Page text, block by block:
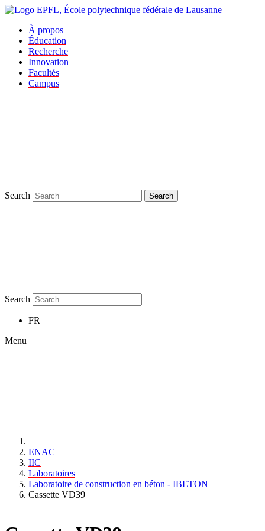
À propos
Éducation
Recherche
Innovation
Facultés
Campus
Search Search
Search
FR
Menu
ENAC
IIC
Laboratoires
Laboratoire de construction en béton - IBETON
Cassette VD39